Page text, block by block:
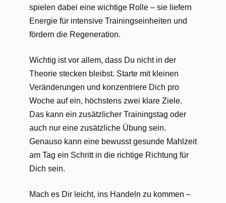
spielen dabei eine wichtige Rolle – sie liefern
Energie für intensive Trainingseinheiten und
fördern die Regeneration.
Wichtig ist vor allem, dass Du nicht in der
Theorie stecken bleibst. Starte mit kleinen
Veränderungen und konzentriere Dich pro
Woche auf ein, höchstens zwei klare Ziele.
Das kann ein zusätzlicher Trainingstag oder
auch nur eine zusätzliche Übung sein.
Genauso kann eine bewusst gesunde Mahlzeit
am Tag ein Schritt in die richtige Richtung für
Dich sein.
Mach es Dir leicht, ins Handeln zu kommen –